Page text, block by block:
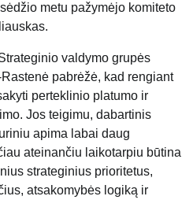
metu pažymėjo komiteto
.
valdymo grupės
pabrėžė, kad rengiant
perteklinio platumo ir
Jos teigimu, dabartinis
apima labai daug
ateinančiu laikotarpiu būtina
strateginius prioritetus,
atsakomybės logiką ir